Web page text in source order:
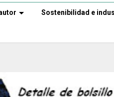
Sostenibilidad e